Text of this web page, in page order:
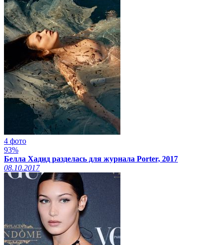
4 фото
93%
Белла Хадид разделась для журнала Porter, 2017
08.10.2017